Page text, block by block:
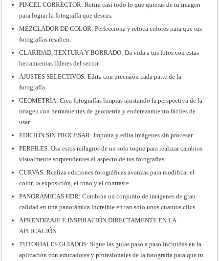
PINCEL CORRECTOR: Retira casi todo lo que quieras de tu imagen
para lograr la fotografía que deseas.
MEZCLADOR DE COLOR: Perfecciona y retoca colores para que tus
fotografías resalten.
CLARIDAD, TEXTURA Y BORRADO: Da vida a tus fotos con estas
herramientas líderes del sector.
AJUSTES SELECTIVOS: Edita con precisión cada parte de la
fotografía.
GEOMETRÍA: Crea fotografías limpias ajustando la perspectiva de la
imagen con herramientas de geometría y enderezamiento fáciles de
usar.
EDICIÓN SIN PROCESAR: Importa y edita imágenes sin procesar.
PERFILES: Usa estos milagros de un solo toque para realizar cambios
visualmente sorprendentes al aspecto de tus fotografías.
CURVAS: Realiza ediciones fotográficas avanzas para modificar el
color, la exposición, el tono y el contraste.
PANORÁMICAS HDR: Combina un conjunto de imágenes de gran
calidad en una panorámica increíble en tan solo unos cuantos clics.
APRENDIZAJE E INSPIRACIÓN DIRECTAMENTE EN LA
APLICACIÓN
TUTORIALES GUIADOS: Sigue las guías paso a paso incluidas en la
aplicación con educadores y profesionales de la fotografía para que tu